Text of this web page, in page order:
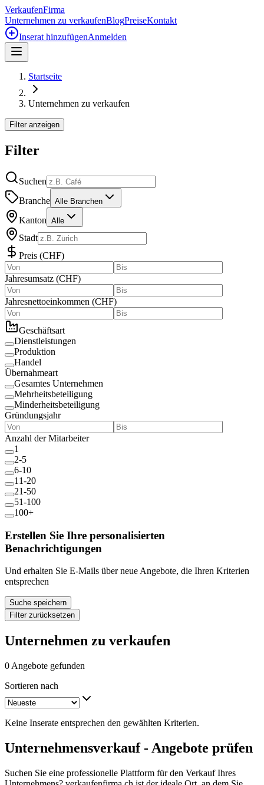
VerkaufenFirma
Unternehmen zu verkaufenBlogPreiseKontakt
Inserat hinzufügenAnmelden
Startseite
Unternehmen zu verkaufen
Filter anzeigen
Filter
Suchen
Branche Alle Branchen
Kanton Alle
Stadt
Preis (CHF)
Jahresumsatz (CHF)
Jahresnettoeinkommen (CHF)
Geschäftsart
Dienstleistungen
Produktion
Handel
Übernahmeart
Gesamtes Unternehmen
Mehrheitsbeteiligung
Minderheitsbeteiligung
Gründungsjahr
Anzahl der Mitarbeiter
1
2-5
6-10
11-20
21-50
51-100
100+
Erstellen Sie Ihre personalisierten
Benachrichtigungen
Und erhalten Sie E-Mails über neue Angebote, die Ihren Kriterien
entsprechen
Suche speichern
Filter zurücksetzen
Unternehmen zu verkaufen
0 Angebote gefunden
Sortieren nach
Keine Inserate entsprechen den gewählten Kriterien.
Unternehmensverkauf - Angebote prüfen
Suchen Sie eine professionelle Plattform für den Verkauf Ihres